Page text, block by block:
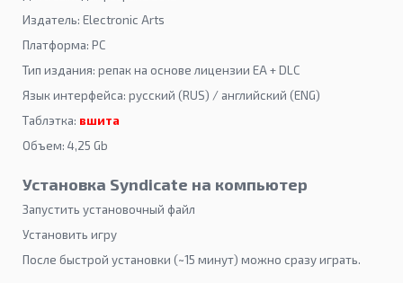
Издатель: Electronic Arts
Платформа: PC
Тип издания: репак на основе лицензии EA + DLC
Язык интерфейса: русский (RUS) / английский (ENG)
Таблэтка: вшита
Объем: 4,25 Gb
Установка Syndicate на компьютер
Запустить установочный файл
Установить игру
После быстрой установки (~15 минут) можно сразу играть.